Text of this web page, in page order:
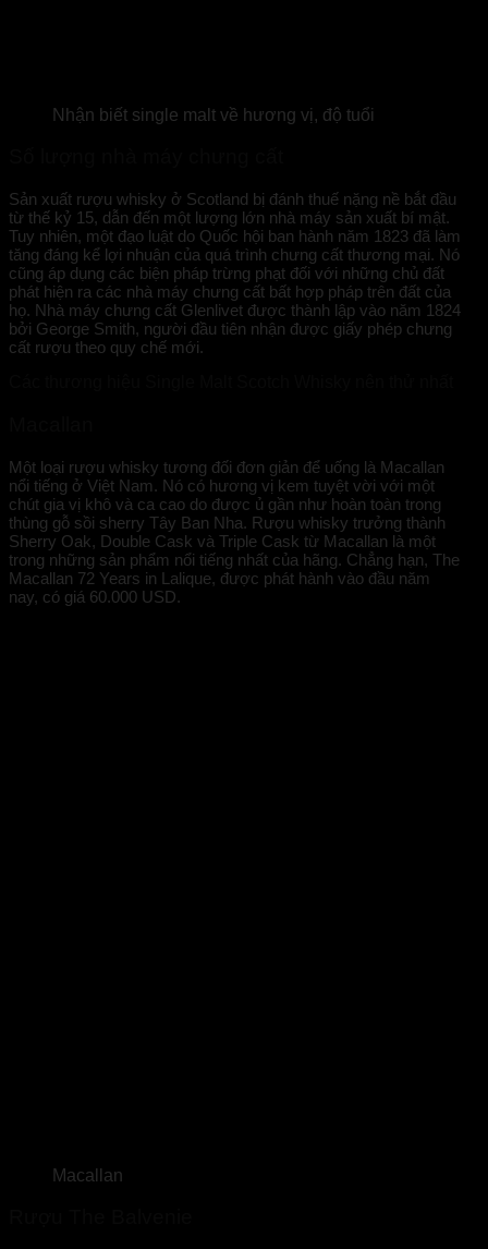
Nhận biết single malt về hương vị, độ tuổi
Sản xuất rượu whisky ở Scotland bị đánh thuế nặng nề bắt đầu
từ thế kỷ 15, dẫn đến một lượng lớn nhà máy sản xuất bí mật.
Tuy nhiên, một đạo luật do Quốc hội ban hành năm 1823 đã làm
tăng đáng kể lợi nhuận của quá trình chưng cất thương mại. Nó
cũng áp dụng các biện pháp trừng phạt đối với những chủ đất
phát hiện ra các nhà máy chưng cất bất hợp pháp trên đất của
họ. Nhà máy chưng cất Glenlivet được thành lập vào năm 1824
bởi George Smith, người đầu tiên nhận được giấy phép chưng
cất rượu theo quy chế mới.
Một loại rượu whisky tương đối đơn giản để uống là Macallan
nổi tiếng ở Việt Nam. Nó có hương vị kem tuyệt vời với một
chút gia vị khô và ca cao do được ủ gần như hoàn toàn trong
thùng gỗ sồi sherry Tây Ban Nha. Rượu whisky trưởng thành
Sherry Oak, Double Cask và Triple Cask từ Macallan là một
trong những sản phẩm nổi tiếng nhất của hãng. Chẳng hạn, The
Macallan 72 Years in Lalique, được phát hành vào đầu năm
nay, có giá 60.000 USD.
Macallan